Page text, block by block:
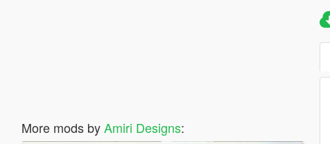
More mods byAmiri Designs: